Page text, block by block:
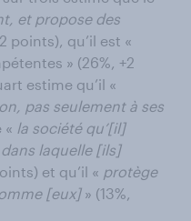
et propose des
points), qu’il est «
» (26%, +2
estime qu’il «
pas seulement à ses
« la société qu’[il]
laquelle [ils]
et qu’il « protège
[eux] » (13%,